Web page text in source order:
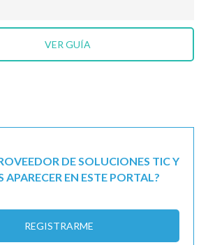
VER GUÍA
DE SOLUCIONES TIC Y
APARECER EN ESTE PORTAL?
REGISTRARME